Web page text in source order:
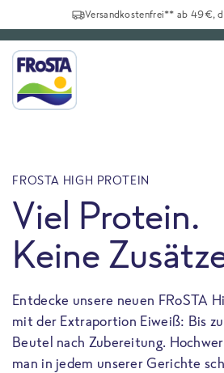
Versandkostenfrei** ab 49€,
FROSTA HIGH PROTEIN
Viel Protein.
Keine
Entdecke unsere neuen FRoSTA
mit der Extraportion Eiweiß: Bis
Beutel nach Zubereitung.
man in jedem unserer Gerichte